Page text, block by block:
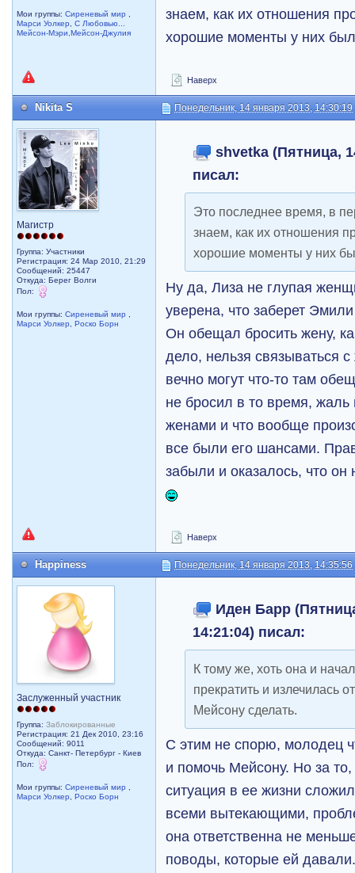
Мои группы:Сиреневый мир
Марси Уолкер
,С Любовью...
Мейсон-Мэри,Мейсон-Джулия
знаем, как их отношения
хорошие моменты у них
Наверх
Nikita S Понедельник, 14 января 2013, 14:30:19
Магистр
Группа: Участники
Регистрация: 24 Мар 2010, 21:29
Сообщений: 25447
Откуда: Берег Волги
Пол:
Мои группы:Сиреневый мир
Марси Уолкер
,Роско Борн
shvetka (Пятница,
писал:
Это последнее время, в
знаем, как их отношения
хорошие моменты у них
Ну да, Лиза не глупая
уверена, что заберет
Он обещал бросить жену,
дело, нельзя связываться
вечно могут что-то там
не бросил в то время,
женами и что вообще
все были его шансами.
забыли и оказалось, что
Наверх
Happiness Понедельник, 14 января 2013, 14:35:56
Заслуженный участник
Группа:Заблокированные
Регистрация: 21 Дек 2010, 23:16
Сообщений: 9011
Откуда: Санкт- Петербург - Киев
Пол:
Мои группы:Сиреневый мир
Марси Уолкер
,Роско Борн
Иден Барр
14:21:04) писал:
К тому же, хоть она и
прекратить и излечилась
Мейсону сделать.
С этим не спорю, молодец
и помочь Мейсону. Но за
ситуация в ее жизни
всеми вытекающими,
она ответственна не
поводы, которые ей